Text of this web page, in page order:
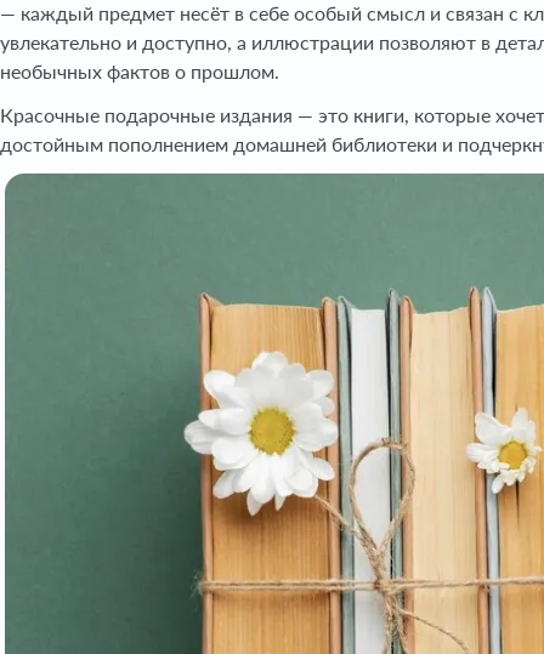
— каждый предмет несёт в себе особый смысл и связан с
увлекательно и доступно, а иллюстрации позволяют в
необычных фактов о прошлом.
Красочные подарочные издания — это книги, которые
достойным пополнением домашней библиотеки и